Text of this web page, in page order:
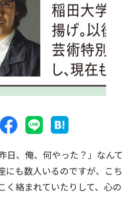
日、俺、何やった？」なんて
にも数人いるのですが、こち
く絡まれていたりして、心の